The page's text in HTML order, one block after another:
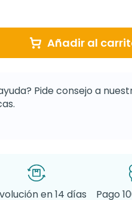
Añadir al
Pide consejo a
en 14 días
Pago